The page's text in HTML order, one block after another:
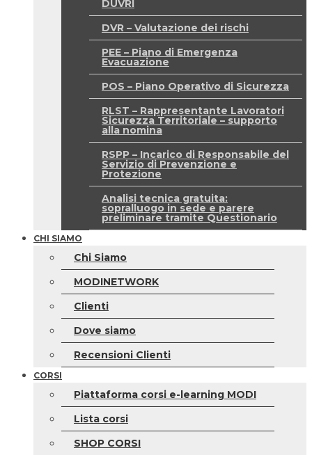
DUVRI
DVR – Valutazione dei rischi
PEE – Piano di Emergenza
Evacuazione
POS – Piano Operativo di Sicurezza
RLST – Rappresentante Lavoratori
Sicurezza Territoriale – supporto
alla nomina
RSPP – Incarico di Responsabile del
Servizio di Prevenzione e
Protezione
Analisi tecnica gratuita:
sopralluogo in sede e parere
preliminare tramite Questionario
CHI SIAMO
Chi Siamo
MODINETWORK
Clienti
Dove siamo
Recensioni Clienti
CORSI
Piattaforma corsi e-learning MODI
Lista corsi
SHOP CORSI